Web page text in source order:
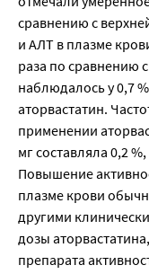
сравнению с
и АЛТ в плазме
раза по сравнению
наблюдалось у 0,7
аторвастатин.
применении
мг составляла 0,2
Повышение
плазме крови
другими
дозы
препарата